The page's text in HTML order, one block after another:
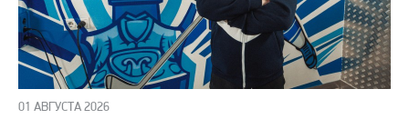
01 АВГУСТА 2026